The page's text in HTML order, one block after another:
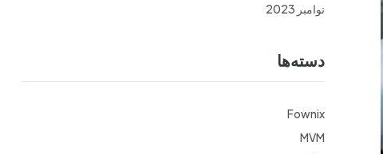
نوامبر 2023
دسته‌ها
Fownix
MVM